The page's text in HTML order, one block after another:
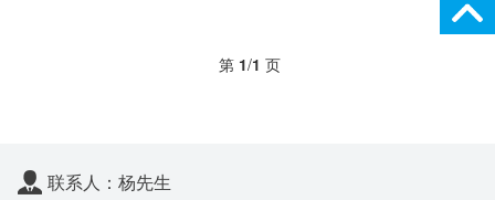
第 1/1 页
联系人：杨先生